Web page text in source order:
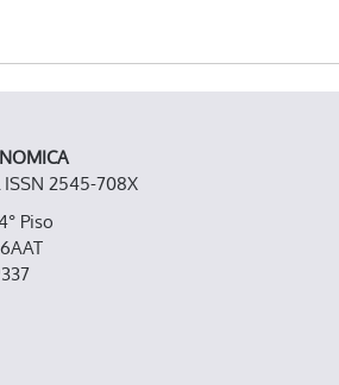
2545-708X
Piso